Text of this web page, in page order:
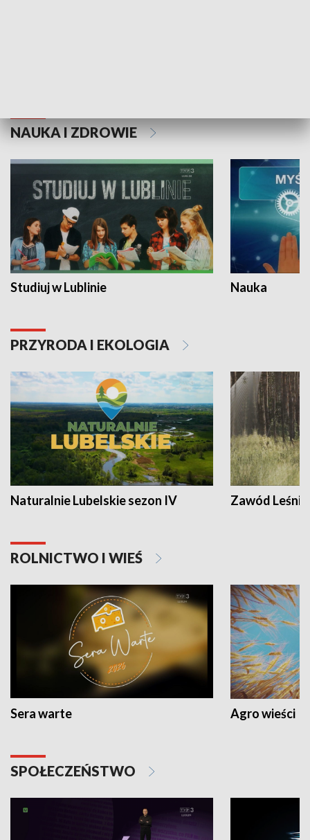
NAUKA I ZDROWIE
Studiuj w Lublinie Nauka
PRZYRODA I EKOLOGIA
Naturalnie Lubelskie sezon IV Zawód Leśnik
ROLNICTWO I WIEŚ
Sera warte Agro wieści
SPOŁECZEŃSTWO